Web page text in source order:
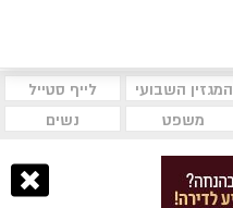
המגזין השבועי
לייף סטייל
משפט נשים